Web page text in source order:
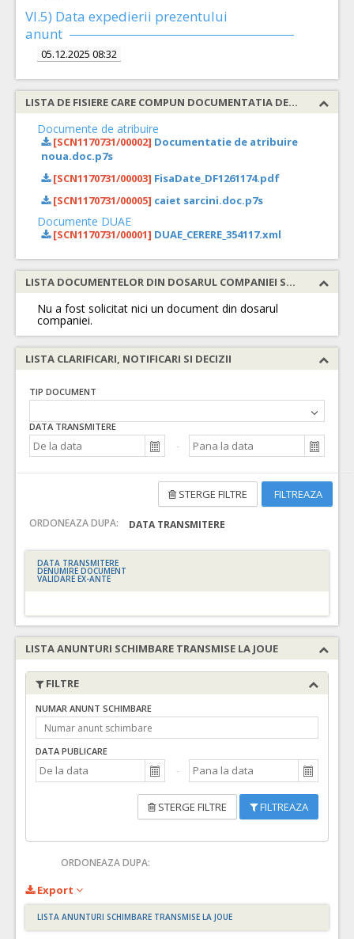
VI.5) Data expedierii prezentului
anunt
05.12.2025 08:32
LISTA DE FISIERE CARE COMPUN DOCUMENTATIA DE ATRIBUIRE
Documente de atribuire
[SCN1170731/00002] Documentatie de atribuire
noua.doc.p7s
[SCN1170731/00003] FisaDate_DF1261174.pdf
[SCN1170731/00005] caiet sarcini.doc.p7s
Documente DUAE
[SCN1170731/00001] DUAE_CERERE_354117.xml
LISTA DOCUMENTELOR DIN DOSARUL COMPANIEI SOLICITATE
Nu a fost solicitat nici un document din dosarul
companiei.
LISTA CLARIFICARI, NOTIFICARI SI DECIZII
TIP DOCUMENT
DATA TRANSMITERE
FILTREAZA
STERGE FILTRE
ORDONEAZA DUPA: DATA TRANSMITERE
DATA TRANSMITERE
DENUMIRE DOCUMENT
VALIDARE EX-ANTE
LISTA ANUNTURI SCHIMBARE TRANSMISE LA JOUE
FILTRE
NUMAR ANUNT SCHIMBARE
DATA PUBLICARE
STERGE FILTRE FILTREAZA
ORDONEAZA DUPA:
Export
LISTA ANUNTURI SCHIMBARE TRANSMISE LA JOUE